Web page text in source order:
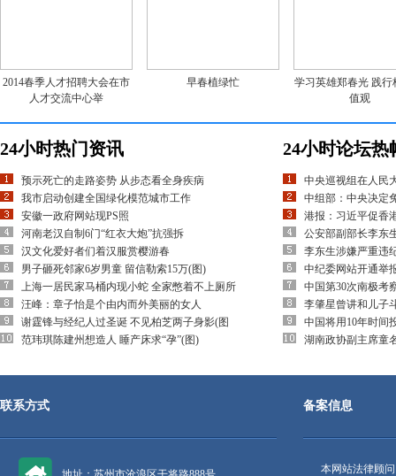
2014春季人才招聘大会在市
人才交流中心举
早春植绿忙
学习英雄郑春光 践行
值观
24小时热门资讯
预示死亡的走路姿势 从步态看全身疾病
我市启动创建全国绿化模范城市工作
安徽一政府网站现PS照
河南老汉自制6门“红衣大炮”抗强拆
汉文化爱好者们着汉服赏樱游春
男子砸死邻家6岁男童 留信勒索15万(图)
上海一居民家马桶内现小蛇 全家憋着不上厕所
汪峰：章子怡是个由内而外美丽的女人
谢霆锋与经纪人过圣诞 不见柏芝两子身影(图
范玮琪陈建州想造人 睡产床求“孕”(图)
24小时论坛热
中央巡视组在人民
中组部：中央决定
港报：习近平促香
公安部副部长李东
李东生涉嫌严重违
中纪委网站开通举
中国第30次南极考
李肇星曾讲和儿子
中国将用10年时间
湖南政协副主席童
联系方式 备案信息
本网站法律顾